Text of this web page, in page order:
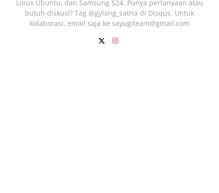
Linux Ubuntu, dan Samsung S24. Punya pertanyaan atau
butuh diskusi? Tag @gylang_satria di Disqus. Untuk
kolaborasi, email saja ke sayugiteam@gmail.com